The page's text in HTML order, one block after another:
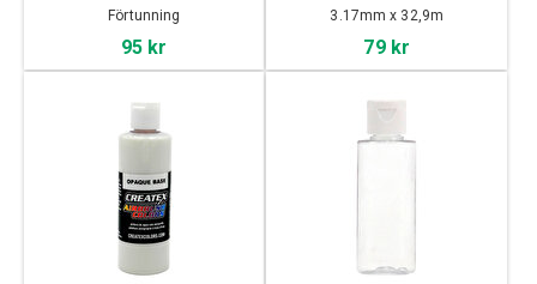
Förtunning
95 kr
3.17mm x 32,9m
79 kr